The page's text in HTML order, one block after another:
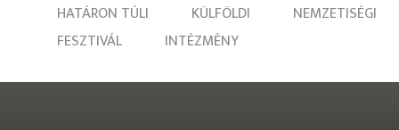
HATÁRON TÚLI
KÜLFÖLDI
NEMZETISÉGI
FESZTIVÁL
INTÉZMÉNY